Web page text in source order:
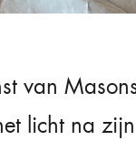
van
licht na zijn